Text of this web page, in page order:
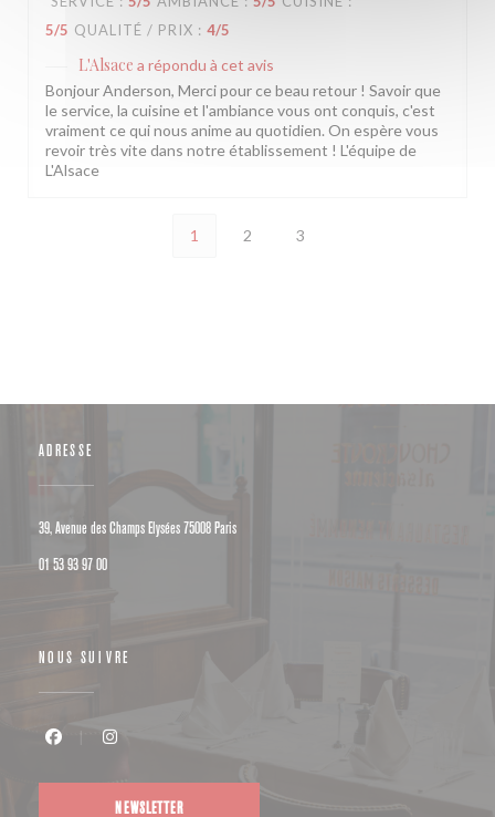
5/5 QUALITÉ / PRIX : 4/5
L'Alsace a répondu à cet avis
Bonjour Anderson, Merci pour ce beau retour ! Savoir que
le service, la cuisine et l'ambiance vous ont conquis, c'est
vraiment ce qui nous anime au quotidien. On espère vous
revoir très vite dans notre établissement ! L'équipe de
L'Alsace
1 2 3
ADRESSE
39, Avenue des Champs Elysées 75008 Paris((ouvre une nouvelle fenêtre))
01 53 93 97 00
NOUS SUIVRE
NEWSLETTER